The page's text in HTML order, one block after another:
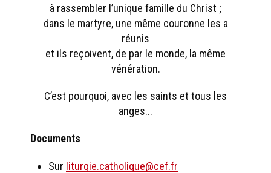
à rassembler l’unique famille du Christ ;
dans le martyre, une même couronne les a
réunis
et ils reçoivent, de par le monde, la même
vénération.
C’est pourquoi, avec les saints et tous les
anges...
Documents
Sur liturgie.catholique@cef.fr